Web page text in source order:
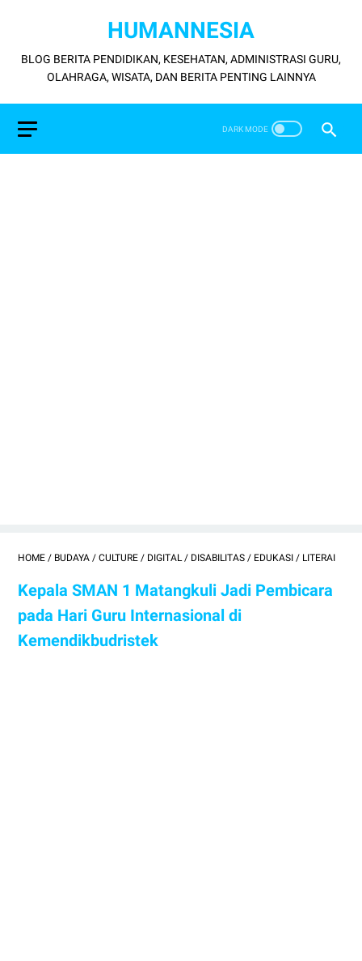
HUMANNESIA
BLOG BERITA PENDIDIKAN, KESEHATAN, ADMINISTRASI GURU,
OLAHRAGA, WISATA, DAN BERITA PENTING LAINNYA
HOME / BUDAYA / CULTURE / DIGITAL / DISABILITAS / EDUKASI / LITERAI
Kepala SMAN 1 Matangkuli Jadi Pembicara
pada Hari Guru Internasional di
Kemendikbudristek